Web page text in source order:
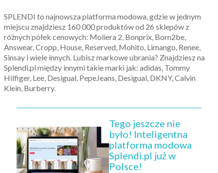
SPLENDI to najnowsza platforma modowa, gdzie w jednym
miejscu znajdziesz 160 000 produktów od 26 sklepów z
różnych półek cenowych: Moliera 2, Bonprix, Born2be,
Answear, Cropp, House, Reserved, Mohito, Limango, Renee,
Sinsay i wiele innych. Lubisz markowe ubrania? Znajdziesz na
Splendi.pl między innymi takie marki jak: adidas, Tommy
Hilfiger, Lee, Desigual, PepeJeans, Desigual, DKNY, Calvin
Klein, Burberry.
Tego jeszcze nie
było! Inteligentna
platforma modowa
Splendi.pl już w
Polsce!